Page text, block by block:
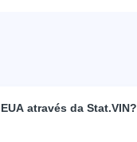
através da Stat.VIN?